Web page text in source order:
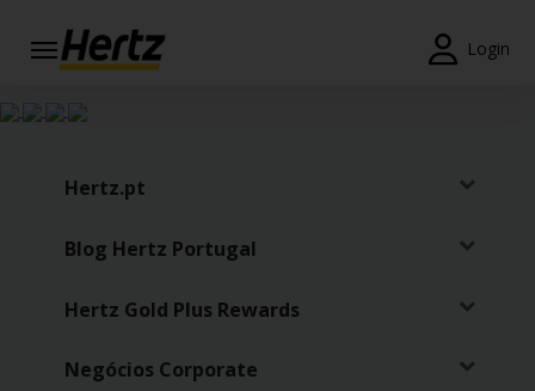
Login
Campanhas
Join /
Overview
Hertz.pt
Blog Hertz Portugal
Hertz Gold Plus Rewards
Negócios Corporate